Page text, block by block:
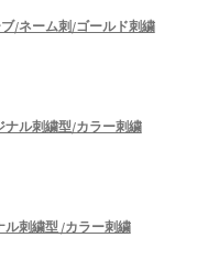
/ネーム刺/ゴールド刺繍
ナル刺繍型/カラー刺繍
刺繍型 /カラー刺繍